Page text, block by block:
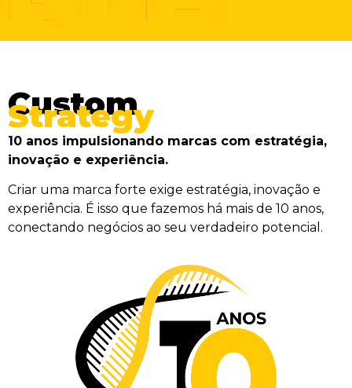
Custom
Strategy
10 anos impulsionando marcas com estratégia,
inovação e experiência.
Criar uma marca forte exige estratégia, inovação e
experiência. É isso que fazemos há mais de 10 anos,
conectando negócios ao seu verdadeiro potencial.